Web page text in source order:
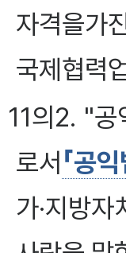
자격을가
국제협력
11의2. "공
로서 「공
가·지방